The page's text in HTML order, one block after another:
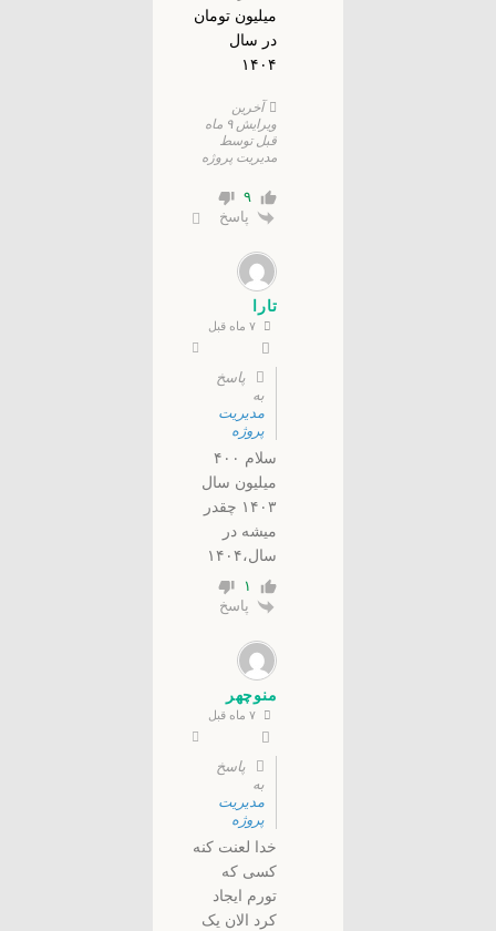
میلیون تومان
در سال
۱۴۰۴
آخرین
ویرایش ۹ ماه
قبل توسط
مدیریت پروژه
۹
پاسخ
تارا
پاسخ
به
مدیریت
پروژه
سلام ۴۰۰
میلیون سال
۱۴۰۳ چقدر
میشه در
سال،۱۴۰۴
۱
پاسخ
منوچهر
پاسخ
به
مدیریت
پروژه
خدا لعنت کنه
کسی که
تورم ایجاد
کرد الان یک